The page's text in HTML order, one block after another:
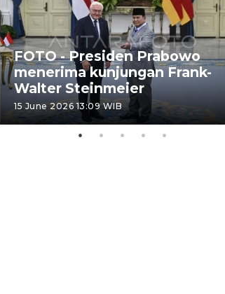
FOTO - Presiden Prabowo
menerima kunjungan Frank-
Walter Steinmeier
15 June 2026 13:09 WIB